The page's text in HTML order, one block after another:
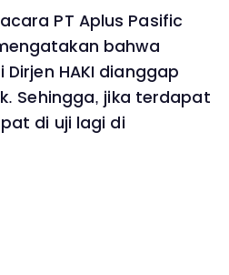
PT Aplus Pasific
bahwa
HAKI dianggap
Sehingga, jika terdapat
di uji lagi di